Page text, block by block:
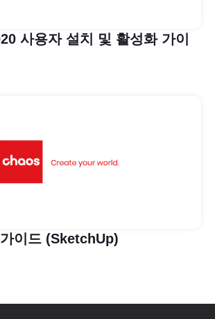
사용자 설치 및 활성화 가이
이드 (SketchUp)